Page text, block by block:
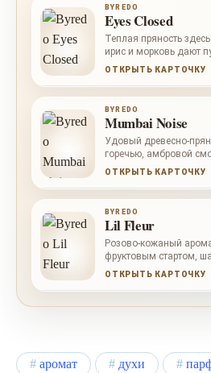
BYREDO
Eyes Closed
Теплая пряность
ирис и морковь дают
папирус и пачули
ОТКРЫТЬ КАРТОЧКУ
BYREDO
Mumbai Noise
Удовый древесно-
горечью, амбровой
сандаловой базой.
ОТКРЫТЬ КАРТОЧКУ
BYREDO
Lil Fleur
Розово-кожаный
фруктовым стартом,
мягкой ванильной
ОТКРЫТЬ КАРТОЧКУ
аромат духи